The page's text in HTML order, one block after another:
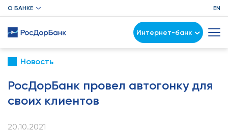
О БАНКЕ EN
Интернет-банк
Новость
РосДорБанк провел автогонку для
своих клиентов
20.10.2021